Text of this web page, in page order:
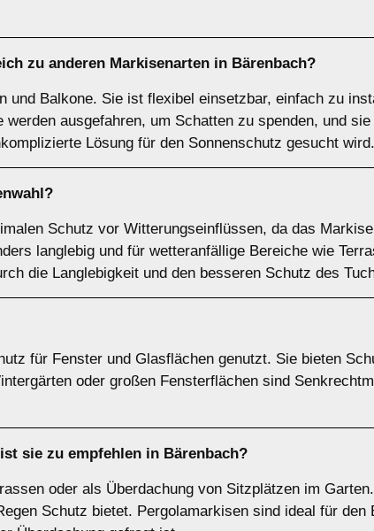
zu anderen Markisenarten in Bärenbach?
und Balkone. Sie ist flexibel einsetzbar, einfach zu
ausgefahren, um Schatten zu spenden, und
Lösung für den Sonnenschutz gesucht wird.
Schutz vor Witterungseinflüssen, da das
langlebig und für wetteranfällige Bereiche wie
die Langlebigkeit und den besseren Schutz des
für Fenster und Glasflächen genutzt. Sie bieten
oder großen Fensterflächen sind
sie zu empfehlen in Bärenbach?
oder als Überdachung von Sitzplätzen im
Schutz bietet. Pergolamarkisen sind ideal für den